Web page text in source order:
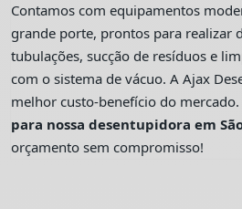
Contamos com equipamentos
grande porte, prontos para realizar
tubulações, sucção de resíduos e
com o sistema de vácuo. A Ajax
melhor custo-benefício do mercado.
para nossa desentupidora em
orçamento sem compromisso!